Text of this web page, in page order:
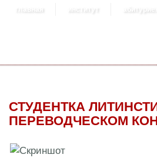
главная институт
СТУДЕНТКА
ПЕРЕВОДЧЕСКОМ